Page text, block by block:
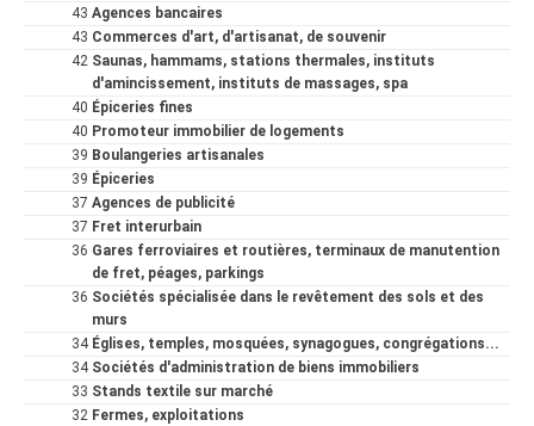
43 Agences bancaires
43 Commerces d'art, d'artisanat, de souvenir
42 Saunas, hammams, stations thermales, instituts
d'amincissement, instituts de massages, spa
40 Épiceries fines
40 Promoteur immobilier de logements
39 Boulangeries artisanales
39 Épiceries
37 Agences de publicité
37 Fret interurbain
36 Gares ferroviaires et routières, terminaux de manutention
de fret, péages, parkings
36 Sociétés spécialisée dans le revêtement des sols et des
murs
34 Églises, temples, mosquées, synagogues, congrégations...
34 Sociétés d'administration de biens immobiliers
33 Stands textile sur marché
32 Fermes, exploitations